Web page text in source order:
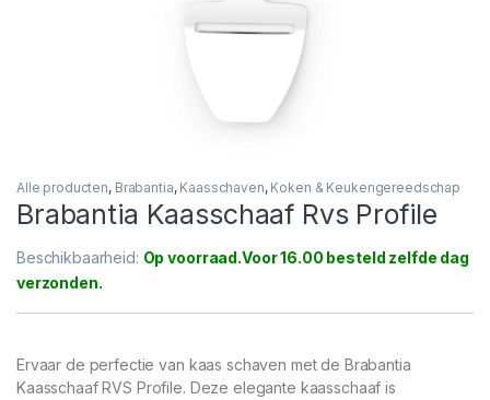
Alle producten, Brabantia, Kaasschaven, Koken & Keukengereedschap
Brabantia Kaasschaaf Rvs Profile
Beschikbaarheid: Op voorraad
Ervaar de perfectie van kaas schaven met de Brabantia
Kaasschaaf RVS Profile. Deze elegante kaasschaaf is